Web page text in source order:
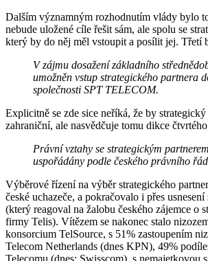
Dalším významným rozhodnutím vlády bylo
nebude uložené cíle řešit sám, ale spolu se
který by do něj měl vstoupit a posílit jej. Třetí
V zájmu dosažení základního
umožněn vstup strategického partnera
společnosti SPT TELECOM.
Explicitně se zde sice neříká, že by
zahraniční, ale nasvědčuje tomu dikce
Právní vztahy se strategickým
uspořádány podle českého právního
Výběrové řízení na výběr strategického
české uchazeče, a pokračovalo i přes usnesení
(který reagoval na žalobu českého zájemce o
firmy Telis). Vítězem se nakonec stalo
konsorcium TelSource, s 51% zastoupením
Telecom Netherlands (dnes KPN), 49%
Telecomu (dnes: Swisscom), s nemajetkovou